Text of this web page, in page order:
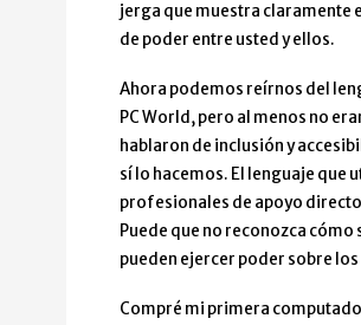
jerga que muestra claramente
de poder entre usted y ellos.
Ahora podemos reírnos del
PC World, pero al menos no
hablaron de inclusión y
sí lo hacemos. El lenguaje que
profesionales de apoyo
Puede que no reconozca cómo
pueden ejercer poder sobre
Compré mi primera